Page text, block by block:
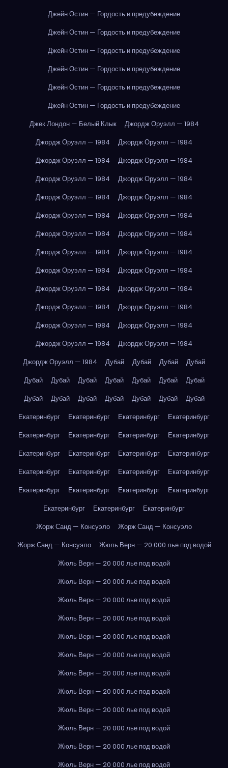
Джейн Остин — Гордость и предубеждение
Джейн Остин — Гордость и предубеждение
Джейн Остин — Гордость и предубеждение
Джейн Остин — Гордость и предубеждение
Джейн Остин — Гордость и предубеждение
Джейн Остин — Гордость и предубеждение
Джек Лондон — Белый Клык
Джордж Оруэлл — 1984
Джордж Оруэлл — 1984
Джордж Оруэлл — 1984
Джордж Оруэлл — 1984
Джордж Оруэлл — 1984
Джордж Оруэлл — 1984
Джордж Оруэлл — 1984
Джордж Оруэлл — 1984
Джордж Оруэлл — 1984
Джордж Оруэлл — 1984
Джордж Оруэлл — 1984
Джордж Оруэлл — 1984
Джордж Оруэлл — 1984
Джордж Оруэлл — 1984
Джордж Оруэлл — 1984
Джордж Оруэлл — 1984
Джордж Оруэлл — 1984
Джордж Оруэлл — 1984
Джордж Оруэлл — 1984
Джордж Оруэлл — 1984
Джордж Оруэлл — 1984
Джордж Оруэлл — 1984
Джордж Оруэлл — 1984
Джордж Оруэлл — 1984
Джордж Оруэлл — 1984
Джордж Оруэлл — 1984
Дубай Дубай Дубай
Дубай
Дубай
Дубай Дубай Дубай Дубай Дубай
Дубай
Дубай
Дубай Дубай Дубай Дубай Дубай
Дубай
Екатеринбург
Екатеринбург Екатеринбург
Екатеринбург
Екатеринбург
Екатеринбург Екатеринбург
Екатеринбург
Екатеринбург
Екатеринбург Екатеринбург
Екатеринбург
Екатеринбург
Екатеринбург Екатеринбург
Екатеринбург
Екатеринбург
Екатеринбург Екатеринбург
Екатеринбург
Екатеринбург
Екатеринбург
Екатеринбург
Жорж Санд — Консуэло
Жорж Санд — Консуэло
Жорж Санд — Консуэло
Жюль Верн — 20 000 лье под водой
Жюль Верн — 20 000 лье под водой
Жюль Верн — 20 000 лье под водой
Жюль Верн — 20 000 лье под водой
Жюль Верн — 20 000 лье под водой
Жюль Верн — 20 000 лье под водой
Жюль Верн — 20 000 лье под водой
Жюль Верн — 20 000 лье под водой
Жюль Верн — 20 000 лье под водой
Жюль Верн — 20 000 лье под водой
Жюль Верн — 20 000 лье под водой
Жюль Верн — 20 000 лье под водой
Жюль Верн — 20 000 лье под водой